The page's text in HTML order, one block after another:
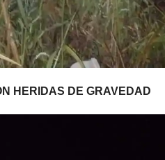
HERIDAS DE GRAVEDAD